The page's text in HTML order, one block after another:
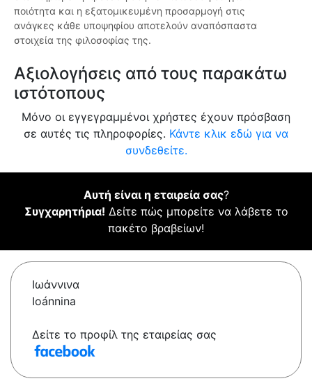
ποιότητα και η εξατομικευμένη προσαρμογή στις
ανάγκες κάθε υποψηφίου αποτελούν αναπόσπαστα
στοιχεία της φιλοσοφίας της.
Αξιολογήσεις από τους παρακάτω
ιστότοπους
Μόνο οι εγγεγραμμένοι χρήστες έχουν πρόσβαση
σε αυτές τις πληροφορίες. Κάντε κλικ εδώ για να
συνδεθείτε.
Αυτή είναι η εταιρεία σας?
Συγχαρητήρια! Δείτε πώς μπορείτε να λάβετε το
πακέτο βραβείων!
Ιωάννινα
Ioánnina
Δείτε το προφίλ της εταιρείας σας